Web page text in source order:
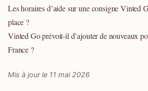
Les horaires d’aide sur une consigne Vinted
place ?
Vinted Go prévoit-il d’ajouter de nouveaux
France ?
Mis à jour le 11 mai 2026